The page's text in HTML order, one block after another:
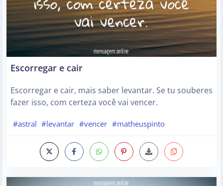
Escorregar e cair
Escorregar e cair, mais saber levantar. Se tu souberes
fazer isso, com certeza você vai vencer.
#astral #levantar #vencer #matheuspinto